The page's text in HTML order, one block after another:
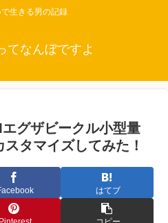
生きる男の記録
てなんぼですよ
エグザビークル小型量
タマイズしてみた！
はてブ